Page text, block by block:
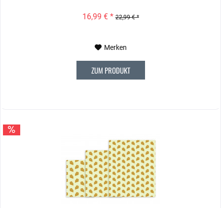
16,99 € * 22,99 € *
Merken
ZUM PRODUKT